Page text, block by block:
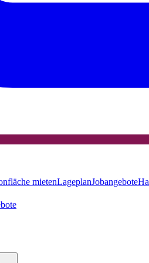
mietenLageplanJobangebote